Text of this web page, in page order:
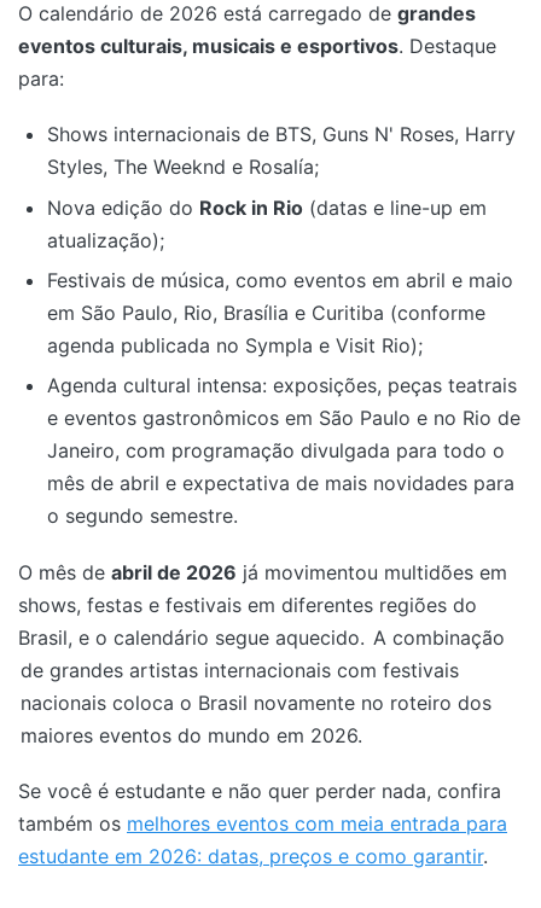
O calendário de 2026 está carregado de grandes
eventos culturais, musicais e esportivos. Destaque
para:
Shows internacionais de BTS, Guns N' Roses, Harry
Styles, The Weeknd e Rosalía;
Nova edição do Rock in Rio (datas e line-up em
atualização);
Festivais de música, como eventos em abril e maio
em São Paulo, Rio, Brasília e Curitiba (conforme
agenda publicada no Sympla e Visit Rio);
Agenda cultural intensa: exposições, peças teatrais
e eventos gastronômicos em São Paulo e no Rio de
Janeiro, com programação divulgada para todo o
mês de abril e expectativa de mais novidades para
o segundo semestre.
O mês de abril de 2026 já movimentou multidões em
shows, festas e festivais em diferentes regiões do
Brasil, e o calendário segue aquecido. A combinação
de grandes artistas internacionais com festivais
nacionais coloca o Brasil novamente no roteiro dos
maiores eventos do mundo em 2026.
Se você é estudante e não quer perder nada, confira
também os melhores eventos com meia entrada para
estudante em 2026: datas, preços e como garantir.